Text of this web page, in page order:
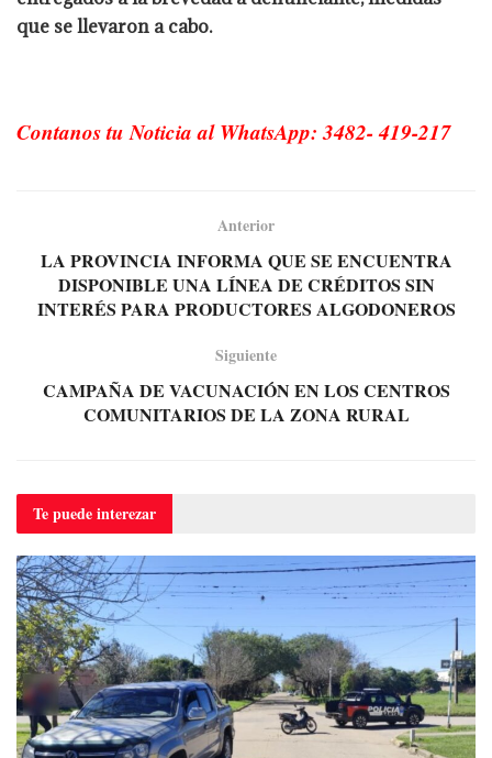
que se llevaron a cabo.
Contanos tu Noticia al WhatsApp: 3482- 419-217
Anterior
LA PROVINCIA INFORMA QUE SE ENCUENTRA
DISPONIBLE UNA LÍNEA DE CRÉDITOS SIN
INTERÉS PARA PRODUCTORES ALGODONEROS
Siguiente
CAMPAÑA DE VACUNACIÓN EN LOS CENTROS
COMUNITARIOS DE LA ZONA RURAL
Te puedeinterezar